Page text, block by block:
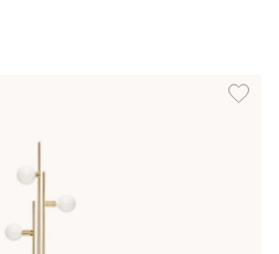
Lägg